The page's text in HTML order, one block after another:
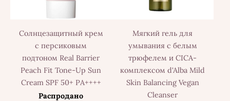
Солнцезащитный крем
с персиковым
подтоном Real Barrier
Peach Fit Tone-Up Sun
Cream SPF 50+ PA++++
Распродано
Мягкий гель для
умывания с белым
трюфелем и CICA-
комплексом d'Alba Mild
Skin Balancing Vegan
Cleanser